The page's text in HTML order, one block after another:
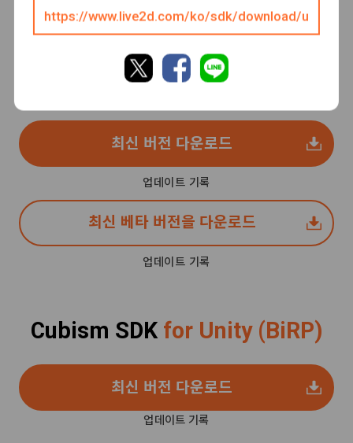
Cubism SDKfor Unity (URP)
최신 버전 다운로드
업데이트 기록
최신 베타 버전을 다운로드
업데이트 기록
Cubism SDK for Unity (BiRP)
최신 버전 다운로드
업데이트 기록